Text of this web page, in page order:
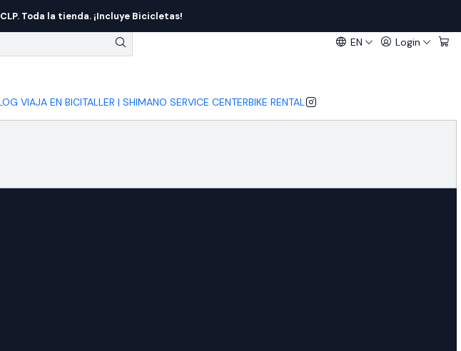
EN Login
VIAJA EN BICITALLER | SHIMANO SERVICE CENTERBIKE RENTAL
Toda la tienda. ¡Incluye Bicicletas!